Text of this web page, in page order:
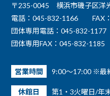
〒235-0045 横浜市磯子区洋
電話：045-832-1166
FAX
団体専用電話：045-832-1177
団体専用FAX：045-832-1185
営業時間 9:00～17:00 ※最
休館日 第1・3火曜日/年